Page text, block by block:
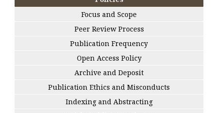
Focus and Scope
Peer Review Process
Publication Frequency
Open Access Policy
Archive and Deposit
Publication Ethics and Misconducts
Indexing and Abstracting